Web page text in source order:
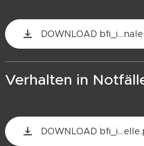
DOWNLOAD
Verhalten in
DOWNLOAD